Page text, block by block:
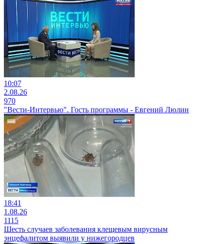
10:07
2.08.26
970
"Вести-Интервью". Гость программы - Евгений Люлин
18:41
1.08.26
1115
Шесть случаев заболевания клещевым вирусным
энцефалитом выявили у нижегородцев